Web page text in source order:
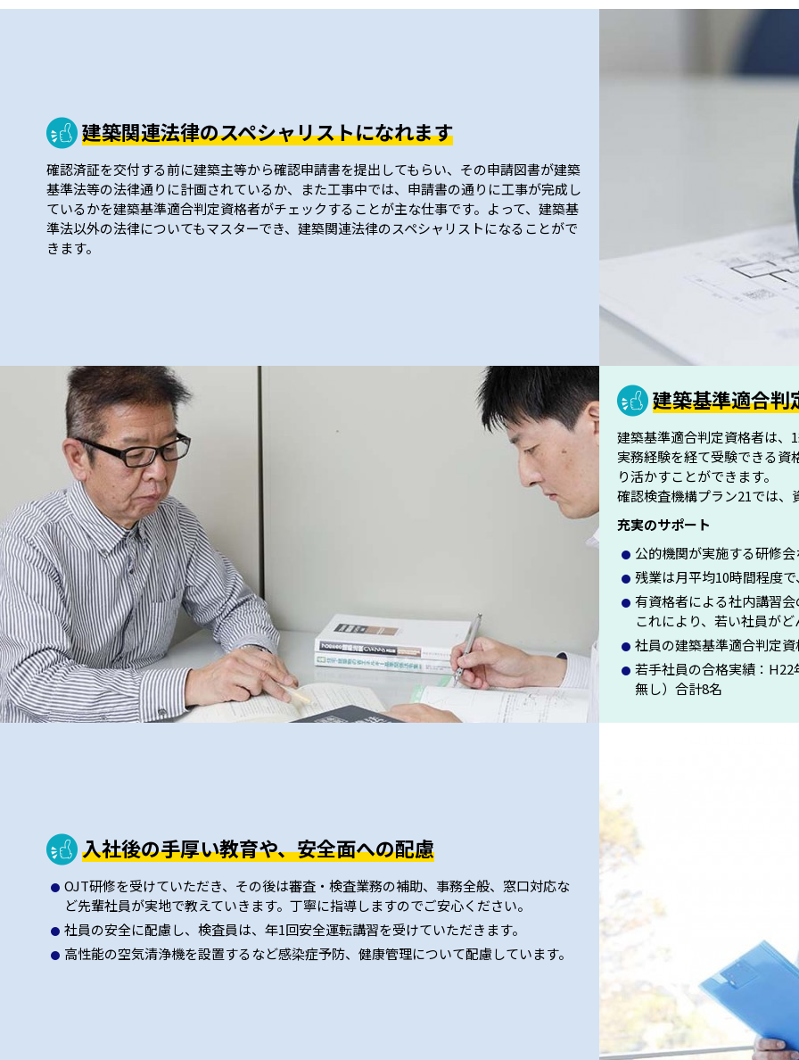
建築関連法律のスペシャリストになれます
確認済証を交付する前に建築主等から確認申請書を提出してもらい、その申請図書が建築
基準法等の法律通りに計画されているか、また工事中では、申請書の通りに工事が完成し
ているかを建築基準適合判定資格者がチェックすることが主な仕事です。よって、建築基
準法以外の法律についてもマスターでき、建築関連法律のスペシャリストになることがで
きます。
建築基準適合判
建築基準適合判定資格者は、
実務経験を経て受験できる資
り活かすことができます。
確認検査機構プラン21では
充実のサポート
公的機関が実施する研修
残業は月平均10時間程度
有資格者による社内講習
これにより、若い社員が
社員の建築基準適合判定
若手社員の合格実績：
無し）合計8名
入社後の手厚い教育や、安全面への配慮
OJT研修を受けていただき、その後は審査・検査業務の補助、事務全般、窓口対応な
ど先輩社員が実地で教えていきます。丁寧に指導しますのでご安心ください。
社員の安全に配慮し、検査員は、年1回安全運転講習を受けていただきます。
高性能の空気清浄機を設置するなど感染症予防、健康管理について配慮しています。